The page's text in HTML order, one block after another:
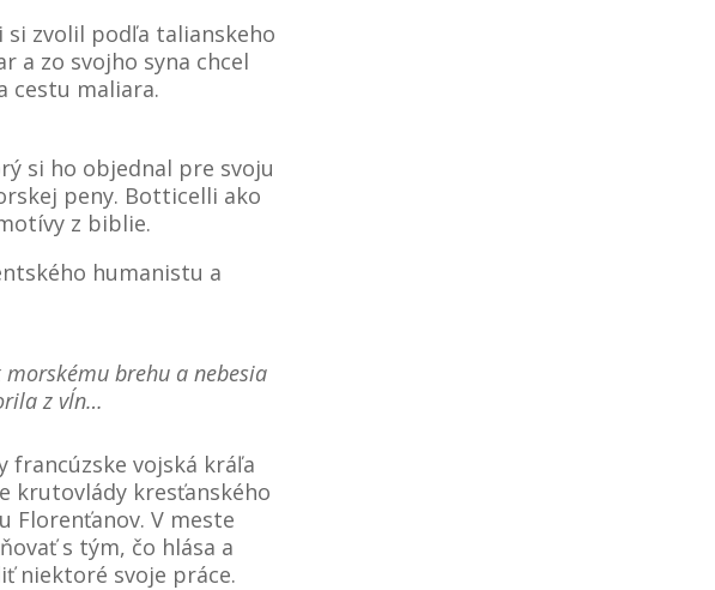
zvolil podľa talianskeho
a zo svojho syna chcel
cestu maliara.
si ho objednal pre svoju
peny. Botticelli ako
z biblie.
humanistu a
brehu a nebesia
z vĺn…
francúzske vojská kráľa
krutovlády kresťanského
Florenťanov. V meste
s tým, čo hlása a
niektoré svoje práce.